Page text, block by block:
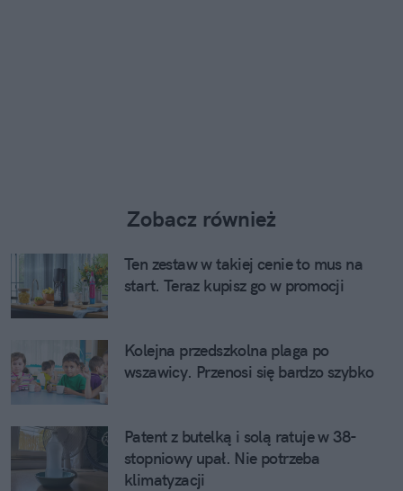
Zobacz również
Ten zestaw w takiej cenie to mus na
start. Teraz kupisz go w promocji
Kolejna przedszkolna plaga po
wszawicy. Przenosi się bardzo szybko
Patent z butelką i solą ratuje w 38-
stopniowy upał. Nie potrzeba
klimatyzacji